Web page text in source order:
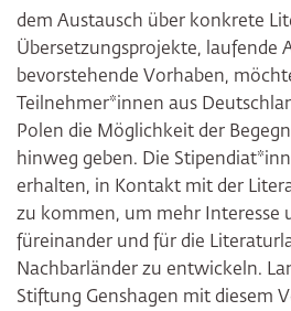
dem Austausch über konkrete
Übersetzungsprojekte, laufende
bevorstehende Vorhaben,
Teilnehmer*innen aus
Polen die Möglichkeit der
hinweg geben. Die
erhalten, in Kontakt mit der
zu kommen, um mehr Interesse
füreinander und für die
Nachbarländer zu entwickeln.
Stiftung Genshagen mit diesem